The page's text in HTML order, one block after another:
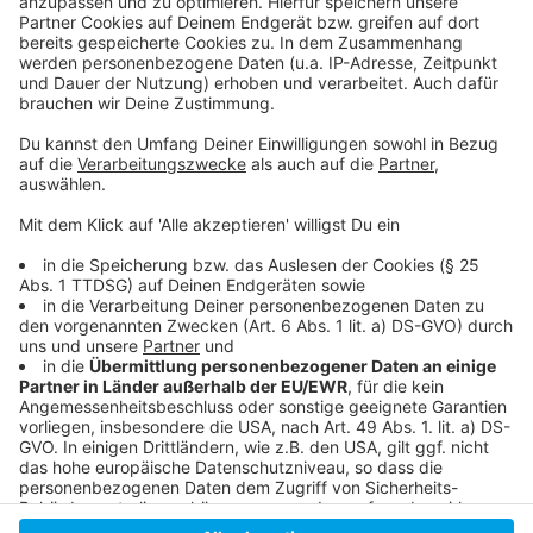
Daten zu Ihren Aktivitäten
sammeln. Bitte lesen Sie die
Details durch und stimmen Sie der
Nutzung des Service zu, um dieses
Video anzusehen.
Mehr Informationen
Akzeptieren
powered byUsercentrics Consent
Management Platform
Giant Rooks hat mit "Bedroom Exile" eine neue Single
auf den Markt gebracht.
Anzeige
Anzeige